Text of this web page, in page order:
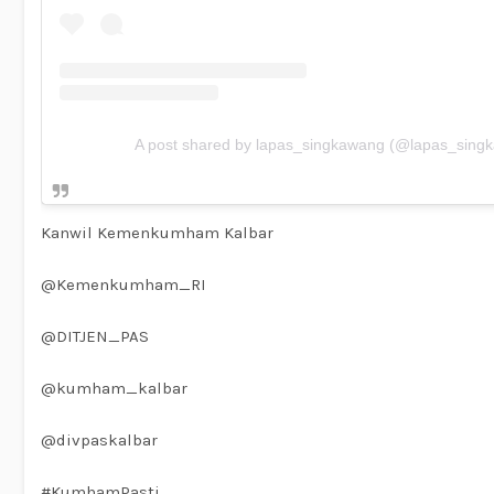
A post shared by lapas_singkawang
Kanwil Kemenkumham Kalbar
@Kemenkumham_RI
@DITJEN_PAS
@kumham_kalbar
@divpaskalbar